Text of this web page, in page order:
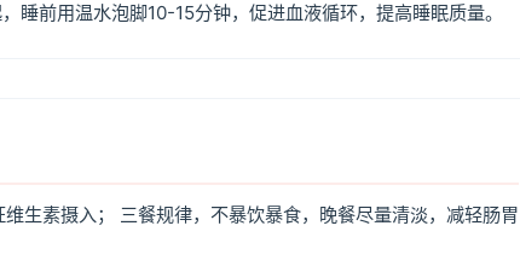
前用温水泡脚10-15分钟，促进血液循环，提高睡眠质量。
生素摄入； 三餐规律，不暴饮暴食，晚餐尽量清淡，减轻肠胃